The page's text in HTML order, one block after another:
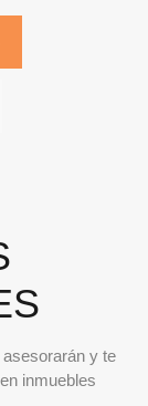
y te
inmuebles